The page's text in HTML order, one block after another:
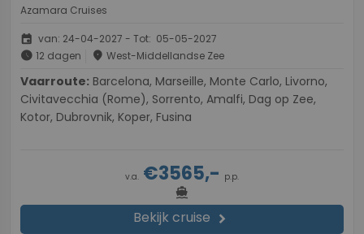
Azamara Cruises
event van: 24-04-2027 - Tot: 05-05-2027
schedule 12 dagen place West-Middellandse Zee
Vaarroute:
Civitavecchia (Rome), Sorrento, Amalfi, Dag op Zee,
Kotor, Dubrovnik, Koper, Fusina
v.a. €3565,- p.p.
directions_boat
Bekijk cruise chevron_right